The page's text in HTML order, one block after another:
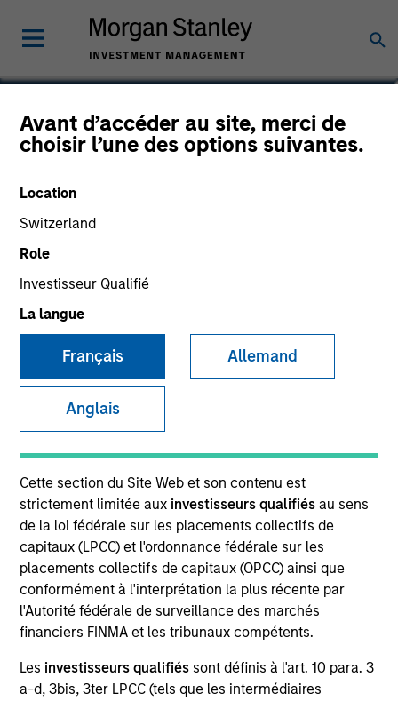
Avant d’accéder au site, merci de
choisir l’une des options suivantes.
Location
Switzerland
Role
Investisseur Qualifié
La langue
Français Allemand
Anglais
Cette section du Site Web et son contenu est
strictement limitée aux investisseurs qualifiésau sens
de la loi fédérale sur les placements collectifs de
capitaux (LPCC) et l'ordonnance fédérale sur les
placements collectifs de capitaux (OPCC) ainsi que
conformément à l'interprétation la plus récente par
l'Autorité fédérale de surveillance des marchés
financiers FINMA et les tribunaux compétents.
Les investisseurs qualifiés sont définis à l'art. 10 para. 3
a-d, 3bis, 3ter LPCC (tels que les intermédiaires
Ally E. Wallace
Managing Director
YEARS OF INDUSTRY EXPERIENCE
24 Years